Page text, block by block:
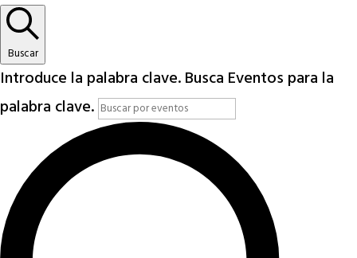
Buscar
Introduce la palabra clave. Busca Eventos para la
palabra clave.